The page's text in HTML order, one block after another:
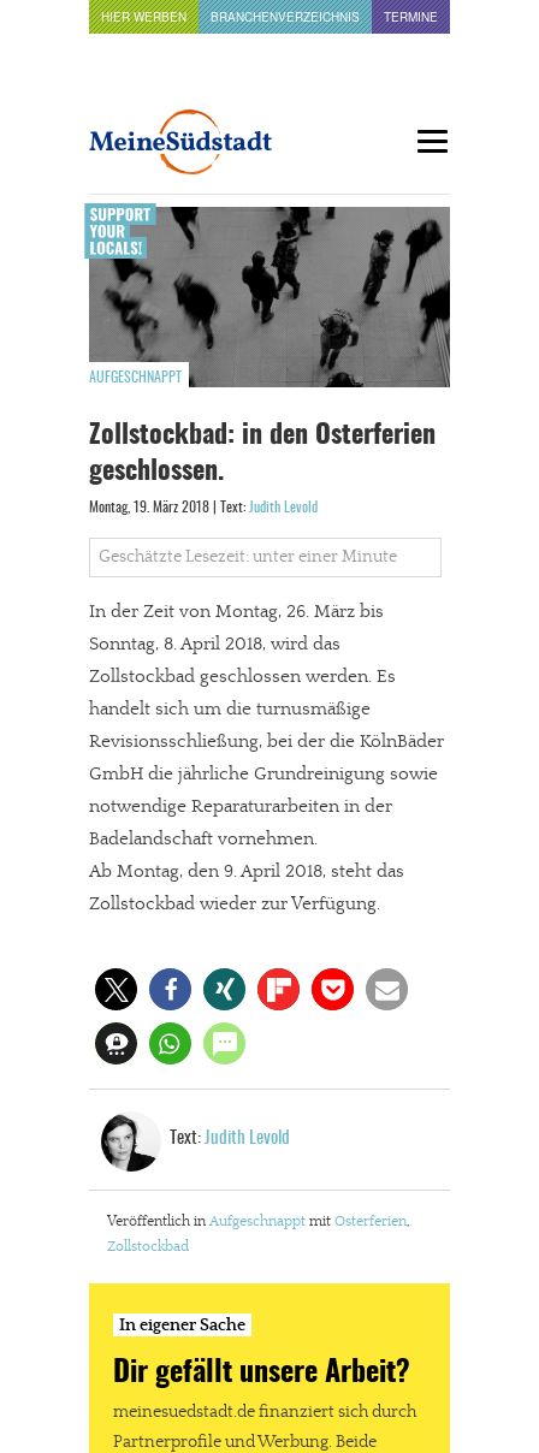
HIER WERBEN BRANCHENVERZEICHNIS TERMINE
AUFGESCHNAPPT
Zollstockbad: in den Osterferien
geschlossen.
Montag, 19. März 2018 | Text: Judith Levold
Geschätzte Lesezeit: unter einer Minute
In der Zeit von Montag, 26. März bis
Sonntag, 8. April 2018, wird das
Zollstockbad geschlossen werden. Es
handelt sich um die turnusmäßige
Revisionsschließung, bei der die KölnBäder
GmbH die jährliche Grundreinigung sowie
notwendige Reparaturarbeiten in der
Badelandschaft vornehmen.
Ab Montag, den 9. April 2018, steht das
Zollstockbad wieder zur Verfügung.
Text: Judith Levold
Veröffentlich inAufgeschnappt mit Osterferien,
Zollstockbad
In eigener Sache
Dir gefällt unsere Arbeit?
meinesuedstadt.de finanziert sich durch
Partnerprofile und Werbung. Beide